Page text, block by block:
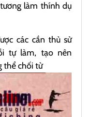
làm thính dụ
các cần thủ sử
tự làm, tạo nên
thể chối từ